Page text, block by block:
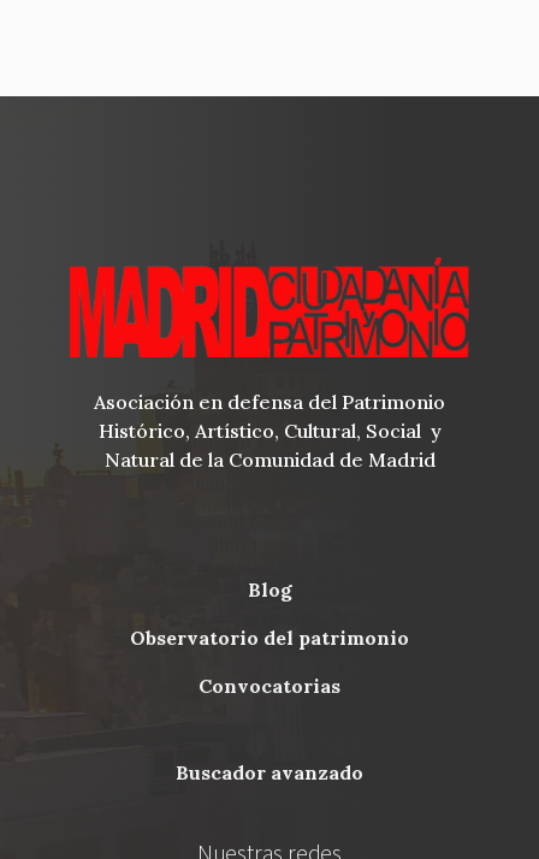
Asociación en defensa del Patrimonio
Histórico, Artístico, Cultural, Social y
Natural de la Comunidad de Madrid
Menu
blog
observatorio del patrimonio
convocatorias
buscador avanzado
Nuestras redes